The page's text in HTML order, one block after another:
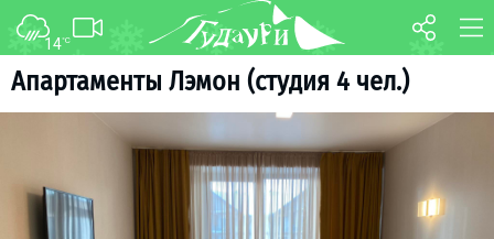
14°C
Aпартаменты Лэмон (студия 4 чел.)
ФОРУМ КАРТА
ТРАНСФЕР
О курорте
Схема трасс
Инструкторы